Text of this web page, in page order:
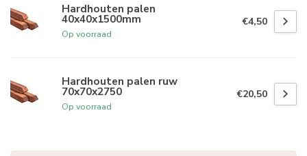
Hardhouten palen
40x40x1500mm
Op voorraad
€4,50
Hardhouten palen ruw
70x70x2750
Op voorraad
€20,50